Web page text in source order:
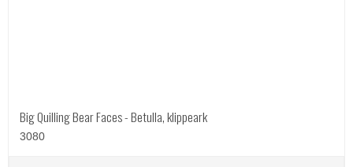
Big Quilling Bear Faces - Betulla, klippeark
3080